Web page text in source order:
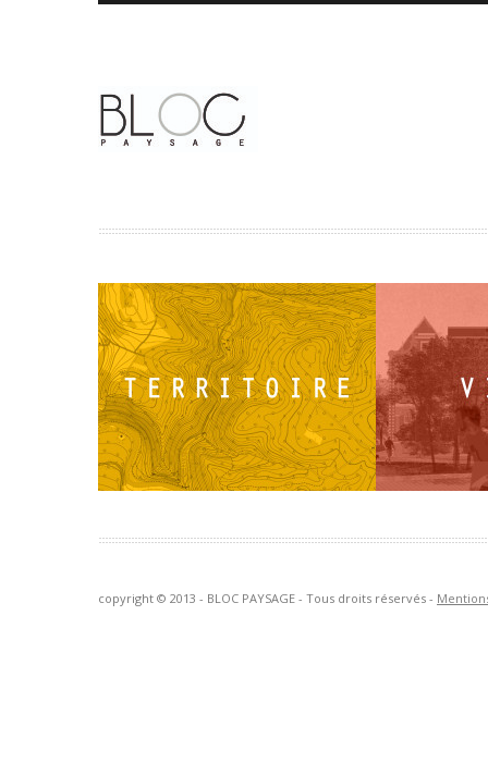
TERRITOIRE
Visions territoriales, projets
stratégiques, études urbaines et
grands paysages.
En savoir +
VILLE
Espaces
logements,
durables.
En savoir +
copyright © 2013 - BLOC PAYSAGE - Tous droits réservés -